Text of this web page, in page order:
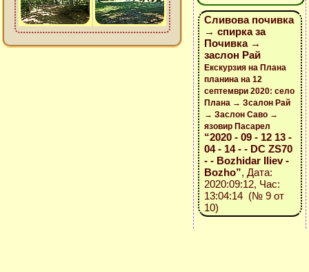
Сливова почивка
→ спирка за
Почивка →
заслон Рай
Екскурзия на Плана
планина на 12
септември 2020: село
Плана → Зсалон Рай
→ Заслон Саво →
язовир Пасарел
“2020 - 09 - 12 13 -
04 - 14 - - DC ZS70
- - Bozhidar Iliev -
Bozho”, Дата:
2020:09:12, Час:
13:04:14 (№ 9 от
10)